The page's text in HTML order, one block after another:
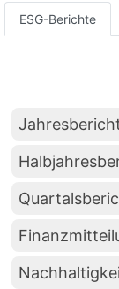
ESG-Berichte